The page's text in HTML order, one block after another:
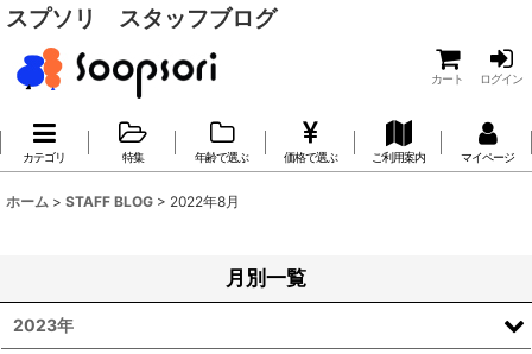
スプソリ スタッフブログ
カート ログイン
カテゴリ 特集 年齢で選ぶ 価格で選ぶ ご利用案内 マイページ
ホーム > STAFF BLOG > 2022年8月
月別一覧
2023年